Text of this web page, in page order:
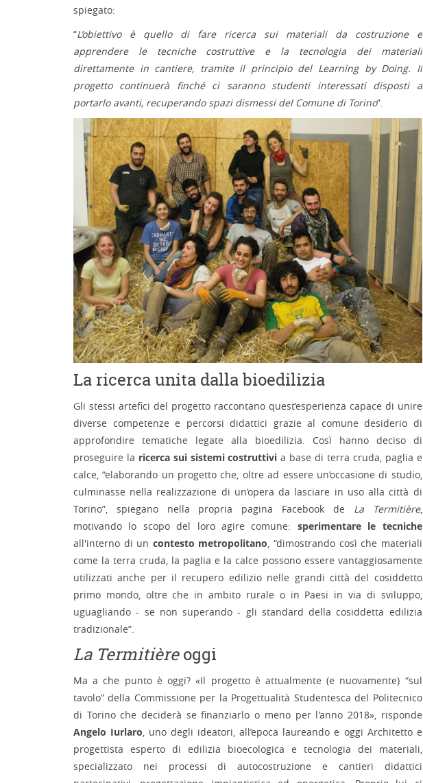
spiegato:
“L’obiettivo è quello di fare ricerca sui materiali da costruzione e
apprendere le tecniche costruttive e la tecnologia dei materiali
direttamente in cantiere, tramite il principio del Learning by Doing. Il
progetto continuerà finché ci saranno studenti interessati disposti a
portarlo avanti, recuperando spazi dismessi del Comune di Torino”.
La ricerca unita dalla bioedilizia
Gli stessi artefici del progetto raccontano quest’esperienza capace di unire
diverse competenze e percorsi didattici grazie al comune desiderio di
approfondire tematiche legate alla bioedilizia. Così hanno deciso di
proseguire la ricerca sui sistemi costruttivi a base di terra cruda, paglia e
calce, “elaborando un progetto che, oltre ad essere un’occasione di studio,
culminasse nella realizzazione di un’opera da lasciare in uso alla città di
Torino”, spiegano nella propria pagina Facebook de La Termitière,
motivando lo scopo del loro agire comune: sperimentare le tecniche
all'interno di un contesto metropolitano, “dimostrando così che materiali
come la terra cruda, la paglia e la calce possono essere vantaggiosamente
utilizzati anche per il recupero edilizio nelle grandi città del cosiddetto
primo mondo, oltre che in ambito rurale o in Paesi in via di sviluppo,
uguagliando - se non superando - gli standard della cosiddetta edilizia
tradizionale”.
La Termitièreoggi
Ma a che punto è oggi? «Il progetto è attualmente (e nuovamente) “sul
tavolo” della Commissione per la Progettualità Studentesca del Politecnico
di Torino che deciderà se finanziarlo o meno per l'anno 2018», risponde
Angelo Iurlaro, uno degli ideatori, all’epoca laureando e oggi Architetto e
progettista esperto di edilizia bioecologica e tecnologia dei materiali,
specializzato nei processi di autocostruzione e cantieri didattici